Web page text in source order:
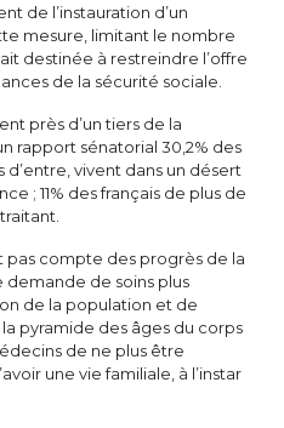
de l’instauration d’un
mesure, limitant le nombre
destinée à restreindre l’offre
de la sécurité sociale.
près d’un tiers de la
rapport sénatorial 30,2% des
d’entre, vivent dans un désert
; 11% des français de plus de
pas compte des progrès de la
de soins plus
de la population et de
pyramide des âges du corps
de ne plus être
une vie familiale, à l’instar